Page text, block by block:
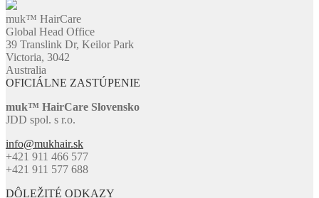
muk™ HairCare
Global Head Office
39 Translink Dr, Keilor Park
Victoria, 3042
Australia
OFICIÁLNE ZASTÚPENIE
muk™ HairCare Slovensko
JDD spol. s r.o.
info@mukhair.sk
+421 911 466 577
+421 911 577 688
DÔLEŽITÉ ODKAZY